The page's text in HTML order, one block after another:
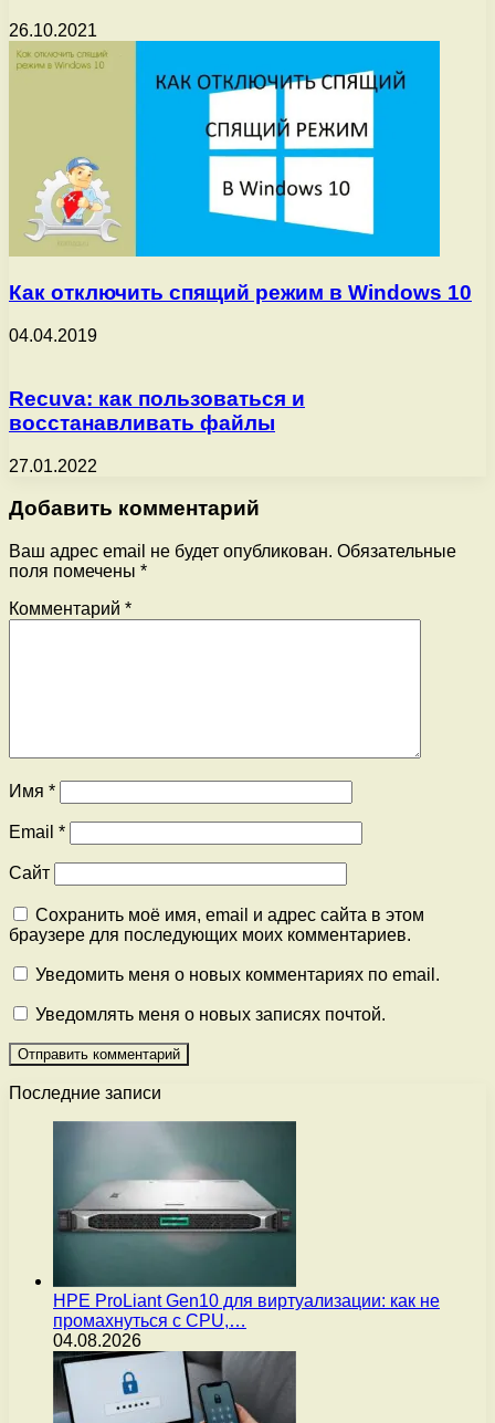
26.10.2021
Как отключить спящий режим в Windows 10
04.04.2019
Recuva: как пользоваться и
восстанавливать файлы
27.01.2022
Добавить комментарий
Ваш адрес email не будет опубликован. Обязательные
поля помечены *
Комментарий *
Имя *
Email *
Сайт
Сохранить моё имя, email и адрес сайта в этом
браузере для последующих моих комментариев.
Уведомить меня о новых комментариях по email.
Уведомлять меня о новых записях почтой.
Последние записи
HPE ProLiant Gen10 для виртуализации: как не
промахнуться с CPU,…
04.08.2026